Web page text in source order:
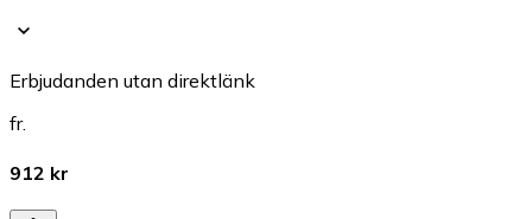
Erbjudanden utan direktlänk
fr.
912 kr